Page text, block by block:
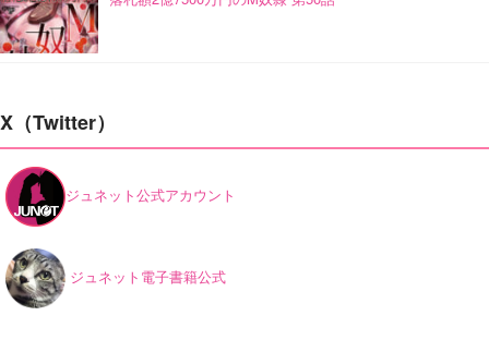
X（Twitter）
ジュネット公式アカウント
ジュネット電子書籍公式